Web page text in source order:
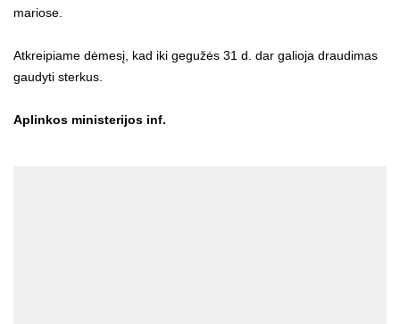
mariose.
Atkreipiame dėmesį, kad iki gegužės 31 d. dar galioja draudimas
gaudyti sterkus.
Aplinkos ministerijos inf.